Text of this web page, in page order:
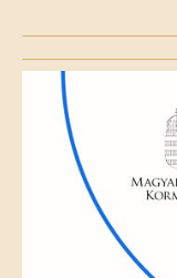
this
empty.